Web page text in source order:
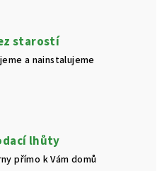
starostí
a nainstalujeme
lhůty
přímo k Vám domů